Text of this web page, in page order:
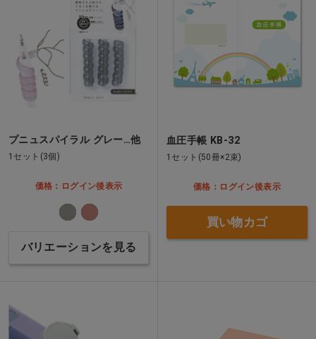
プニュスパイラル グレー…他
1セット(3個)
価格：ログイン後表示
バリエーションを見る
血圧手帳 KB-32
1セット(50冊×2束)
価格：ログイン後表示
買い物カゴ